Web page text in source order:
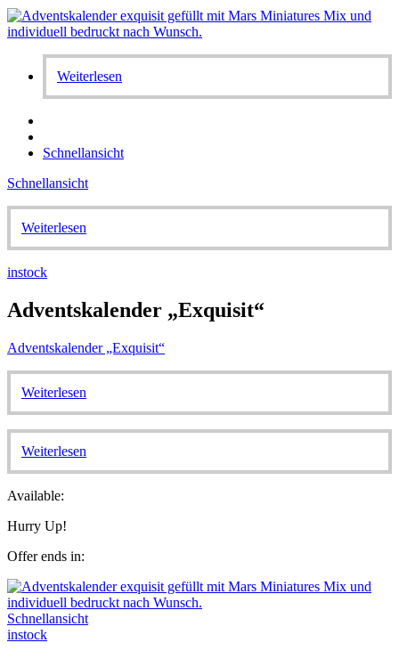
Weiterlesen
Schnellansicht
Schnellansicht
Weiterlesen
instock
Adventskalender „Exquisit“
Adventskalender „Exquisit“
Weiterlesen
Weiterlesen
Available:
Hurry Up!
Offer ends in:
Schnellansicht
instock